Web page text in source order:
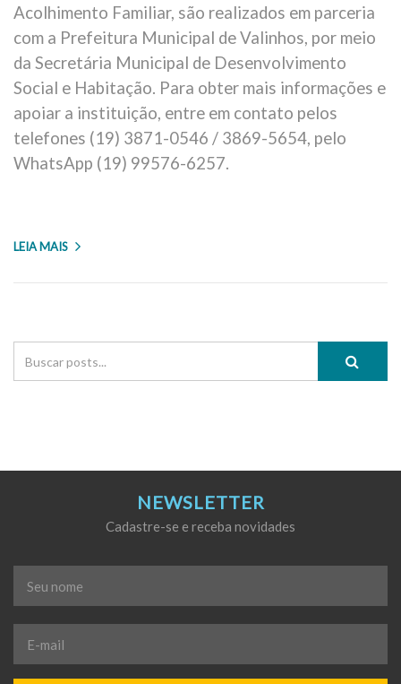
Acolhimento Familiar, são realizados em parceria
com a Prefeitura Municipal de Valinhos, por meio
da Secretária Municipal de Desenvolvimento
Social e Habitação. Para obter mais informações e
apoiar a instituição, entre em contato pelos
telefones (19) 3871-0546 / 3869-5654, pelo
WhatsApp (19) 99576-6257.
LEIA MAIS
NEWSLETTER
Cadastre-se e receba novidades
Seu
nome
E-
mail